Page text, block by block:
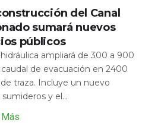
del Canal
sumará nuevos
públicos
ampliará de 300 a 900
caudal de evacuación en 2400
traza. Incluye un nuevo
y el...